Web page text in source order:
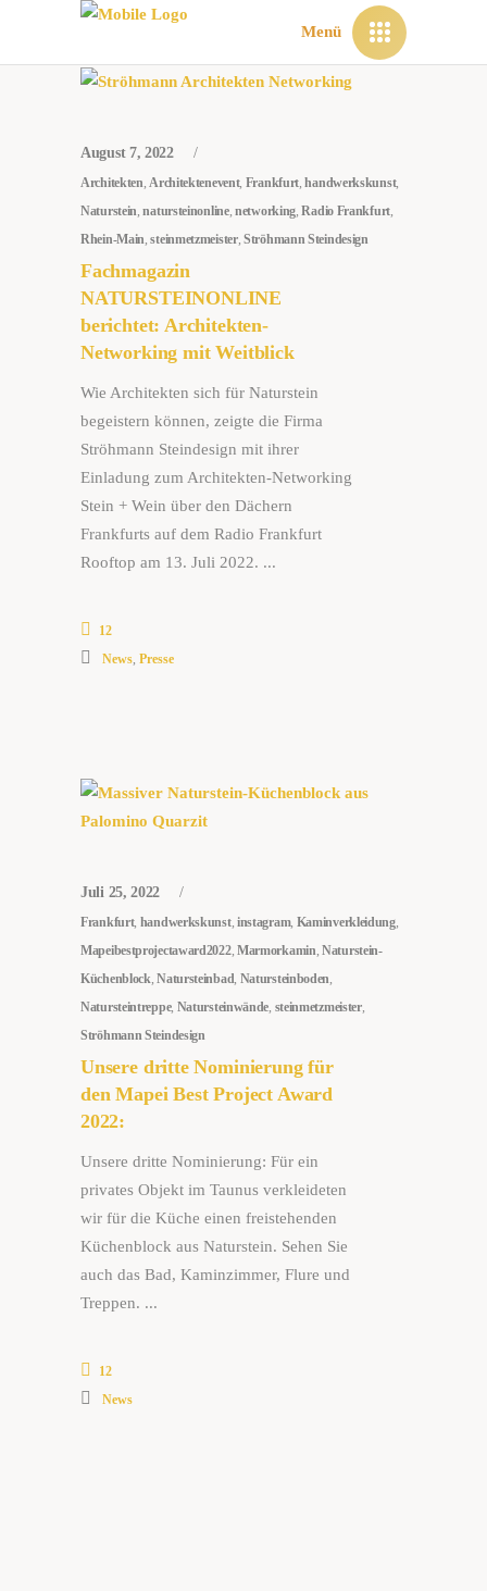
Menü
August 7, 2022
Architekten Architektenevent, Frankfurt ,handwerkskunst,
Naturstein ,natursteinonline,networking ,Radio Frankfurt,
Rhein-Main ,steinmetzmeister,Ströhmann Steindesign
Fachmagazin
NATURSTEINONLINE
berichtet: Architekten-
Networking mit Weitblick
Wie Architekten sich für Naturstein
begeistern können, zeigte die Firma
Ströhmann Stein­design mit ihrer
Einladung zum Architekten-Networking
Stein + Wein über den Dächern
Frankfurts auf dem Radio Frankfurt
Rooftop am 13. Juli 2022.
12
News Presse
Juli 25, 2022
Frankfurt, handwerkskunst, instagram, Kaminverkleidung,
Mapeibestprojectaward2022, Marmorkamin ,Naturstein-
Küchenblock ,Natursteinbad Natursteinboden
Natursteintreppe, Natursteinwände steinmetzmeister,
Ströhmann Steindesign
Unsere dritte Nominierung für
den Mapei Best Project Award
2022:
Unsere dritte Nominierung: Für ein
privates Objekt im Taunus verkleideten
wir für die Küche einen freistehenden
Küchenblock aus Naturstein. Sehen Sie
auch das Bad, Kaminzimmer, Flure und
Treppen.
12
News